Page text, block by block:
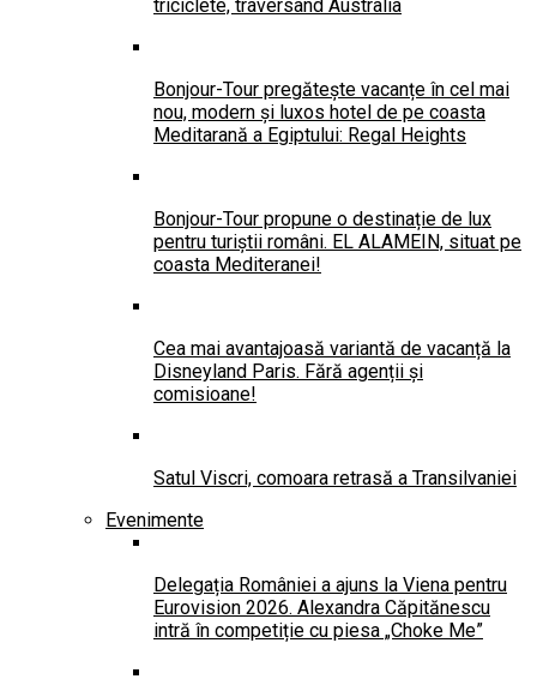
triciclete, traversând Australia
Bonjour-Tour pregătește vacanțe în cel mai
nou, modern și luxos hotel de pe coasta
Meditarană a Egiptului: Regal Heights
Bonjour-Tour propune o destinație de lux
pentru turiștii români. EL ALAMEIN, situat pe
coasta Mediteranei!
Cea mai avantajoasă variantă de vacanță la
Disneyland Paris. Fără agenții și
comisioane!
Satul Viscri, comoara retrasă a Transilvaniei
Evenimente
Delegația României a ajuns la Viena pentru
Eurovision 2026. Alexandra Căpitănescu
intră în competiție cu piesa „Choke Me”